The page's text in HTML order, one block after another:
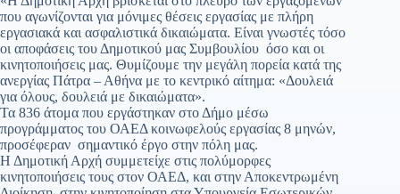
που αγωνίζονται για μόνιμες θέσεις εργασίας με πλήρη
εργασιακά και ασφαλιστικά δικαιώματα. Είναι γνωστές τόσο
οι αποφάσεις του Δημοτικού μας Συμβουλίου όσο και οι
κινητοποιήσεις μας. Θυμίζουμε την μεγάλη πορεία κατά της
ανεργίας Πάτρα – Αθήνα με το κεντρικό αίτημα: «Δουλειά
για όλους, δουλειά με δικαιώματα».
Τα 836 άτομα που εργάστηκαν στο Δήμο μέσω
προγράμματος του ΟΑΕΔ κοινωφελούς εργασίας 8 μηνών,
προσέφεραν σημαντικό έργο στην πόλη μας.
Η Δημοτική Αρχή συμμετείχε στις πολύμορφες
κινητοποιήσεις τους στον ΟΑΕΔ, και στην Αποκεντρωμένη